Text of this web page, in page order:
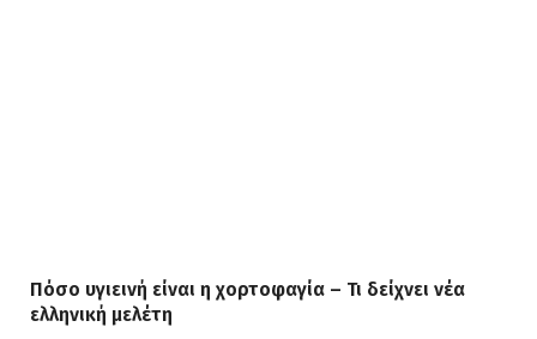
Πόσο υγιεινή είναι η χορτοφαγία – Τι δείχνει νέα
ελληνική μελέτη